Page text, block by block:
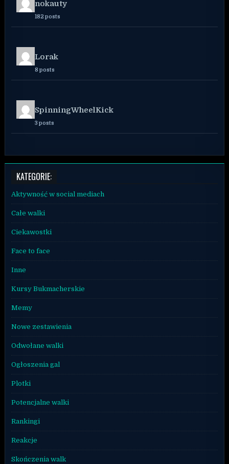
nokauty
182 posts
Lorak
8 posts
SpinningWheelKick
3 posts
KATEGORIE:
Aktywność w social mediach
Całe walki
Ciekawostki
Face to face
Inne
Kursy Bukmacherskie
Memy
Nowe zestawienia
Odwołane walki
Ogłoszenia gal
Plotki
Potencjalne walki
Rankingi
Reakcje
Skończenia walk